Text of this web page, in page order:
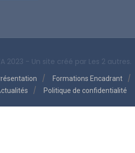
2023 - Un site créé par Les 2 autres.
Formations Encadrant
Politique de confidentialité